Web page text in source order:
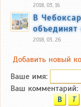
2018, 03, 16
В
2018, 03, 26
Добавить новый
Ваше имя:
Ваш комментарий:
B T